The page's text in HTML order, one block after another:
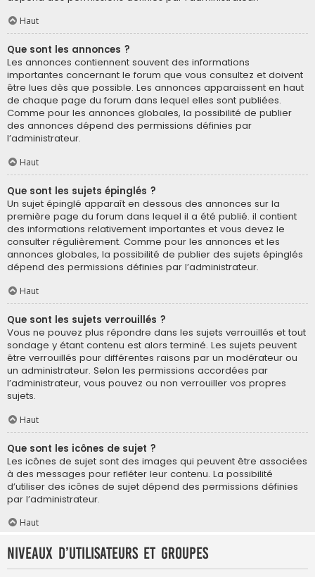
Haut
Que sont les annonces ?
Les annonces contiennent souvent des informations
importantes concernant le forum que vous consultez et doivent
être lues dès que possible. Les annonces apparaissent en haut
de chaque page du forum dans lequel elles sont publiées.
Comme pour les annonces globales, la possibilité de publier
des annonces dépend des permissions définies par
l’administrateur.
Haut
Que sont les sujets épinglés ?
Un sujet épinglé apparaît en dessous des annonces sur la
première page du forum dans lequel il a été publié. il contient
des informations relativement importantes et vous devez le
consulter régulièrement. Comme pour les annonces et les
annonces globales, la possibilité de publier des sujets épinglés
dépend des permissions définies par l’administrateur.
Haut
Que sont les sujets verrouillés ?
Vous ne pouvez plus répondre dans les sujets verrouillés et tout
sondage y étant contenu est alors terminé. Les sujets peuvent
être verrouillés pour différentes raisons par un modérateur ou
un administrateur. Selon les permissions accordées par
l’administrateur, vous pouvez ou non verrouiller vos propres
sujets.
Haut
Que sont les icônes de sujet ?
Les icônes de sujet sont des images qui peuvent être associées
à des messages pour refléter leur contenu. La possibilité
d’utiliser des icônes de sujet dépend des permissions définies
par l’administrateur.
Haut
Niveaux d’utilisateurs et groupes